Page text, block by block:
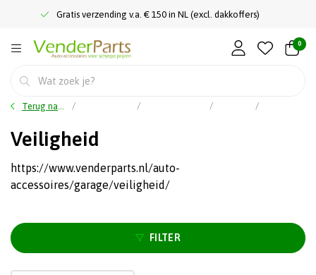
Gratis verzending v.a. € 150 in NL (excl. dakkoffers)
0
Terug naar home
Veiligheid
https://www.venderparts.nl/auto-
accessoires/garage/veiligheid/
FILTER